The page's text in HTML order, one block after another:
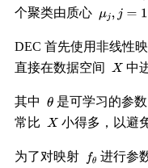
个聚类由质心
DEC 首先使用非线性
直接在数据空间
中
其中 是可学习的参数
常比
小得多，以避
为了对映射
进行参